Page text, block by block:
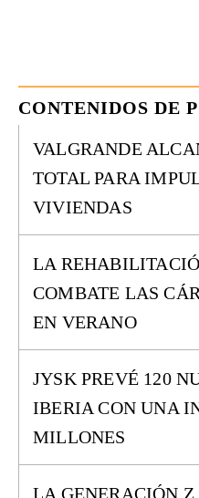
CONTENIDOS DE
VALGRANDE
TOTAL PARA
VIVIENDAS
LA
COMBATE LAS
EN VERANO
JYSK PREVÉ 120
IBERIA CON UNA
MILLONES
LA GENERACIÓN